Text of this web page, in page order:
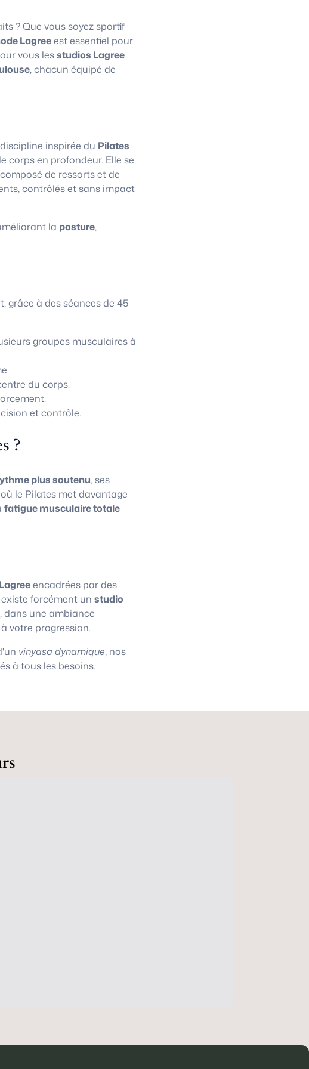
? Que vous soyez sportif
Lagreeest essentiel pour
vous lesstudios Lagree
, chacun équipé de
inspirée du Pilates
corps en profondeur. Elle se
de ressorts et de
contrôlés et sans impact
la posture,
grâce à des séances de 45
groupes musculaires à
du corps.
et contrôle.
?
plus soutenu, ses
le Pilates met davantage
fatigue musculaire totale
Lagreeencadrées par des
existe forcément un studio
dans une ambiance
votre progression.
vinyasa dynamique, nos
à tous les besoins.